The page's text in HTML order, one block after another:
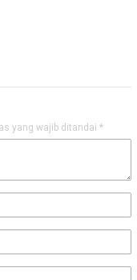
yang wajib ditandai *